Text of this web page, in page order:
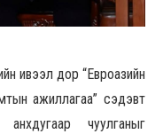
ивээл дор “Евроазийн
ажиллагаа” сэдэвт
чуулганыг